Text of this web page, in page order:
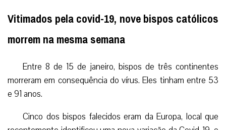
Vitimados pela covid-19, nove bispos católicos
morrem na mesma semana
Entre 8 de 15 de janeiro, bispos de três continentes
morreram em consequência do vírus. Eles tinham entre 53
e 91 anos.
Cinco dos bispos falecidos eram da Europa, local que